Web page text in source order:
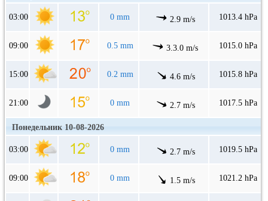
03:00 0 mm 2.9 m/s 1013.4 hPa
09:00 0.5 mm 3.3.0 m/s 1015.0 hPa
15:00 0.2 mm 4.6 m/s 1015.8 hPa
21:00 0 mm 2.7 m/s 1017.5 hPa
Понедельник 10-08-2026
03:00 0 mm 2.7 m/s 1019.5 hPa
09:00 0 mm 1.5 m/s 1021.2 hPa